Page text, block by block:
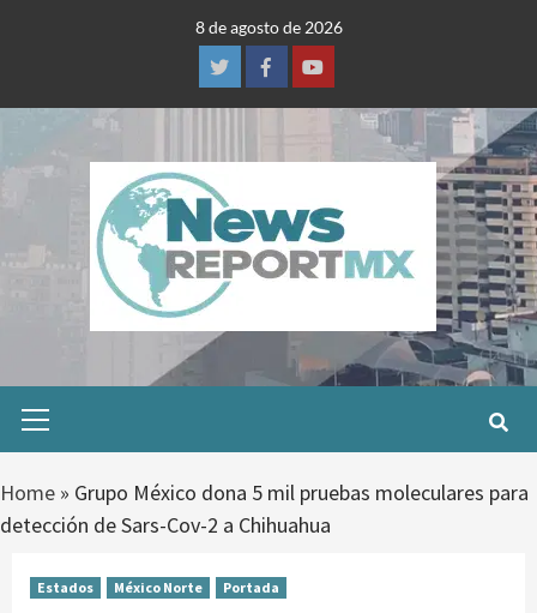
8 de agosto de 2026
TwitterFacebookYoutube
Menu
Home » Grupo México dona 5 mil pruebas moleculares para
detección de Sars-Cov-2 a Chihuahua
Estados México Norte Portada